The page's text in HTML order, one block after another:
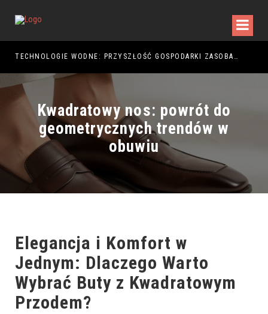
TECHNOLOGIE WODNE: PRZYSZŁOŚĆ GOSPODARKI ZASOBAMI
Kwadratowy nos: powrót do
geometrycznych trendów w
obuwiu
Elegancja i Komfort w
Jednym: Dlaczego Warto
Wybrać Buty z Kwadratowym
Przodem?